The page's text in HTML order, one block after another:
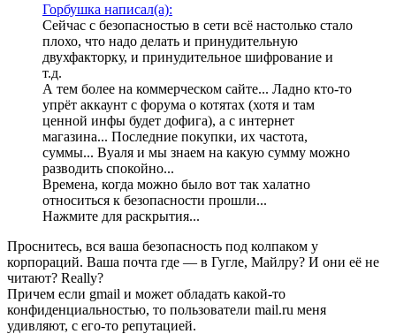
Горбушка написал(а):
Сейчас с безопасностью в сети всё настолько стало
плохо, что надо делать и принудительную
двухфакторку, и принудительное шифрование и
т.д.
А тем более на коммерческом сайте... Ладно кто-то
упрёт аккаунт с форума о котятах (хотя и там
ценной инфы будет дофига), а с интернет
магазина... Последние покупки, их частота,
суммы... Вуаля и мы знаем на какую сумму можно
разводить спокойно...
Времена, когда можно было вот так халатно
относиться к безопасности прошли...
Нажмите для раскрытия...
Проснитесь, вся ваша безопасность под колпаком у
корпораций. Ваша почта где — в Гугле, Майлру? И они её не
читают? Really?
Причем если gmail и может обладать какой-то
конфиденциальностью, то пользователи mail.ru меня
удивляют, с его-то репутацией.